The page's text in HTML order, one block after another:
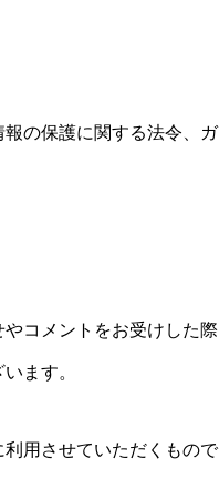
の保護に関する法令、ガ
コメントをお受けした際
ます。
用させていただくもので